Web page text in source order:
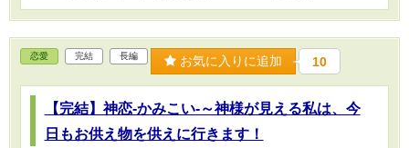
て作られたものです。
恋愛 完結 長編 お気に入りに追加 10
【完結】神恋-かみこい-～神様が見える私は、今
日もお供え物を供えに行きます！